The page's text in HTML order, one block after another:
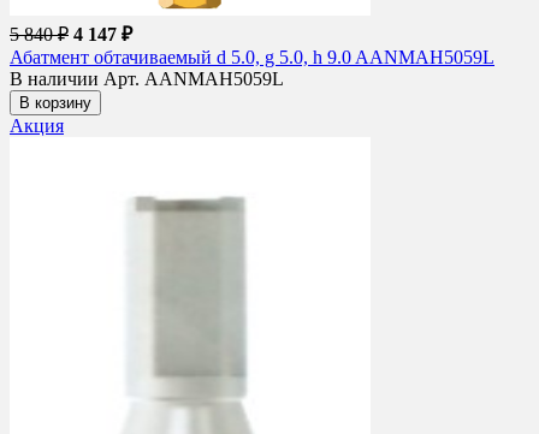
5 840 ₽ 4 147 ₽
Абатмент обтачиваемый d 5.0, g 5.0, h 9.0 AANMAH5059L
В наличии Арт. AANMAH5059L
В корзину
Акция